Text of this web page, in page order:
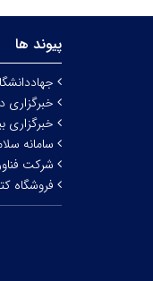
پیوند ها
خبرگزاری
خبرگزاری
سامانه
شرکت
فروشگاه